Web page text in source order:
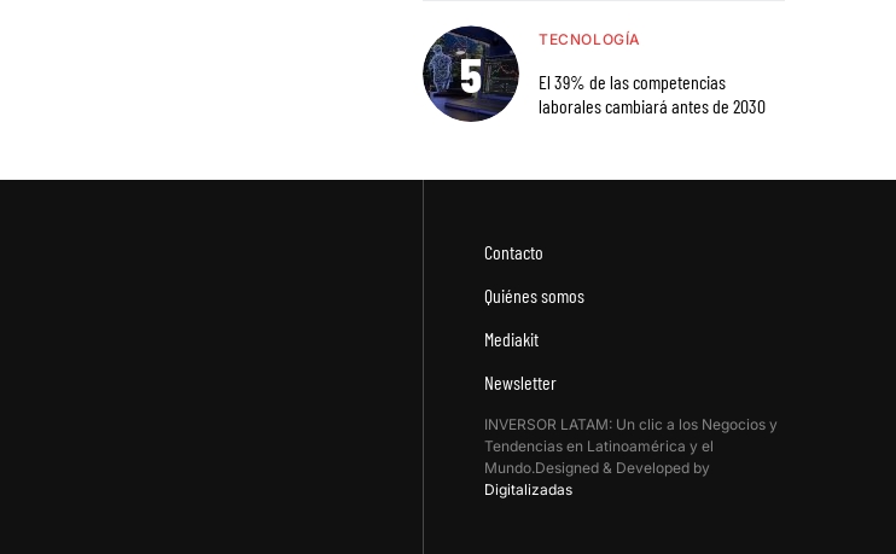
TECNOLOGÍA
El 39% de las competencias
laborales cambiará antes de 2030
Contacto
Quiénes somos
Mediakit
Newsletter
INVERSOR LATAM: Un clic a los Negocios y
Tendencias en Latinoamérica y el
Mundo.Designed & Developed by
Digitalizadas